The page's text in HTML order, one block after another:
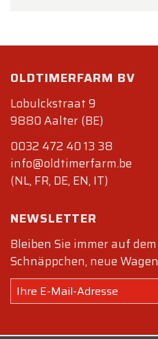
OLDTIMERFARM BV
Lobulckstraat 9
9880 Aalter (BE)
0032 472 40 13 38
info@oldtimerfarm.be
(NL, FR, DE, EN, IT)
NEWSLETTER
Bleiben Sie immer auf
Schnäppchen, neue